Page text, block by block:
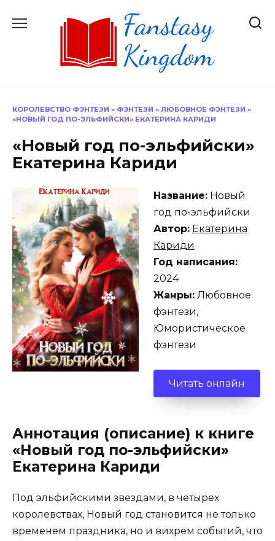
КОРОЛЕВСТВО ФЭНТЕЗИ » ФЭНТЕЗИ » ЛЮБОВНОЕ ФЭНТЕЗИ »
«НОВЫЙ ГОД ПО-ЭЛЬФИЙСКИ» ЕКАТЕРИНА КАРИДИ
«Новый год по-эльфийски»
Екатерина Кариди
Название: Новый
год по-эльфийски
Автор: Екатерина
Кариди
Год написания:
2024
Жанры: Любовное
фэнтези,
Юмористическое
фэнтези
Читать онлайн
Аннотация (описание) к книге
«Новый год по-эльфийски»
Екатерина Кариди
Под эльфийскими звездами, в четырех
королевствах, Новый год становится не только
временем праздника, но и вихрем событий, что